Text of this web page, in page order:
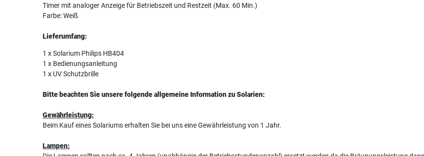
Timer mit analoger Anzeige für Betriebszeit und Restzeit (Max. 60 Min.)
Farbe: Weiß
Lieferumfang:
1 x Solarium Philips HB404
1 x Bedienungsanleitung
1 x UV Schutzbrille
Bitte beachten Sie unsere folgende allgemeine Information zu Solarien:
Gewährleistung:
Beim Kauf eines Solariums erhalten Sie bei uns eine Gewährleistung von 1 Jahr.
Lampen: